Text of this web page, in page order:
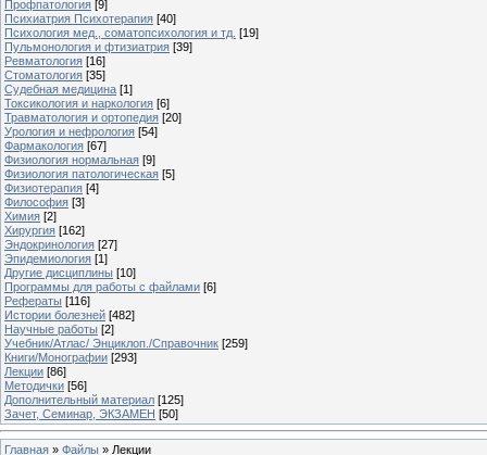
Профпатология [9]
Психиатрия Психотерапия [40]
Психология мед., соматопсихология и тд. [19]
Пульмонология и фтизиатрия [39]
Ревматология [16]
Стоматология [35]
Судебная медицина [1]
Токсикология и наркология [6]
Травматология и ортопедия [20]
Урология и нефрология [54]
Фармакология [67]
Физиология нормальная [9]
Физиология патологическая [5]
Физиотерапия [4]
Философия [3]
Химия [2]
Хирургия [162]
Эндокринология [27]
Эпидемиология [1]
Другие дисциплины [10]
Программы для работы с файлами [6]
Рефераты [116]
Истории болезней [482]
Научные работы [2]
Учебник/Атлас/ Энциклоп./Справочник [259]
Книги/Монографии [293]
Лекции [86]
Методички [56]
Дополнительный материал [125]
Зачет, Семинар, ЭКЗАМЕН [50]
Главная » Файлы » Лекции